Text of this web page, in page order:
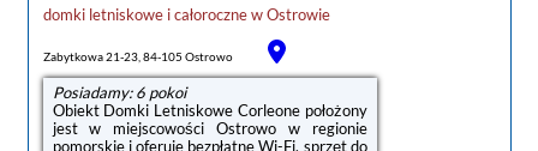
domki letniskowe i całorocznewOstrowie
Zabytkowa 21-23, 84-105 Ostrowo
Posiadamy: 6 pokoi
Obiekt Domki Letniskowe Corleone położony
jest w miejscowości Ostrowo w regionie
pomorskie i oferuje bezpłatne Wi-Fi, sprzęt do